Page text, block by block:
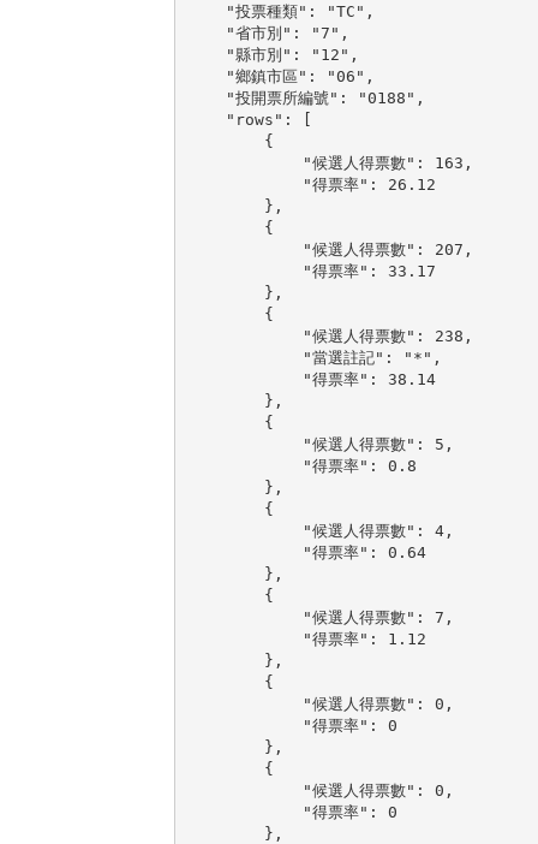
    "投票種類": "TC",
    "省市別": "7",
    "縣市別": "12",
    "鄉鎮市區": "06",
    "投開票所編號": "0188",
    "rows": [
        {
            "候選人得票數": 163,
            "得票率": 26.12
        },
        {
            "候選人得票數": 207,
            "得票率": 33.17
        },
        {
            "候選人得票數": 238,
            "當選註記": "*",
            "得票率": 38.14
        },
        {
            "候選人得票數": 5,
            "得票率": 0.8
        },
        {
            "候選人得票數": 4,
            "得票率": 0.64
        },
        {
            "候選人得票數": 7,
            "得票率": 1.12
        },
        {
            "候選人得票數": 0,
            "得票率": 0
        },
        {
            "候選人得票數": 0,
            "得票率": 0
        },